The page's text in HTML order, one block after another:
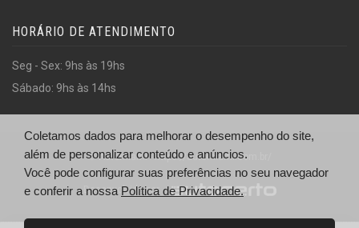
HORÁRIO DE ATENDIMENTO
Seg - Sex: 9hs às 19hs
Sábado: 9hs às 14hs
© Automiami - https://automiami.com.br/
Desenvolvido por
Coletamos dados para melhorar o desempenho do site,
além de personalizar conteúdo e anúncios.
Você pode configurar suas preferências no seu navegador
e conferir a nossa Política de Privacidade.